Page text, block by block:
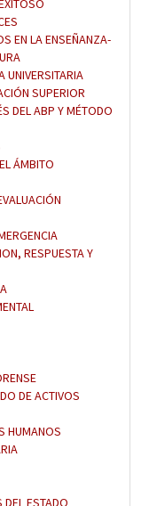
EN LA ENSEÑANZA-
UNIVERSITARIA
SUPERIOR
DEL ABP Y MÉTODO
ÁMBITO
RESPUESTA Y
DE ACTIVOS
HUMANOS
ESTADO